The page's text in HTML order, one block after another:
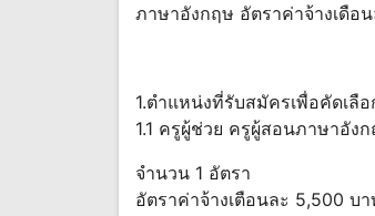
ภาษาอังกฤษ อัตราค่าจ้างเดือ
1.ตำแหน่งที่รับสมัครเพื่อคัดเลื
1.1 ครูผู้ช่วย ครูผู้สอนภาษาอัง
จำนวน 1 อัตรา
อัตราค่าจ้างเตือนละ 5,500 บ